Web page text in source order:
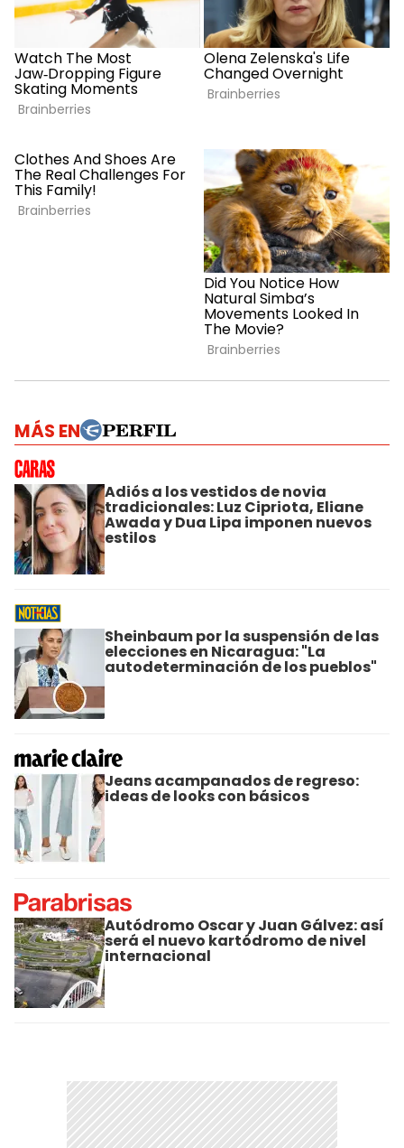
MÁS EN
Adiós a los vestidos de novia
tradicionales: Luz Cipriota, Eliane
Awada y Dua Lipa imponen nuevos
estilos
Sheinbaum por la suspensión de las
elecciones en Nicaragua: "La
autodeterminación de los pueblos"
Jeans acampanados de regreso:
ideas de looks con básicos
Autódromo Oscar y Juan Gálvez: así
será el nuevo kartódromo de nivel
internacional